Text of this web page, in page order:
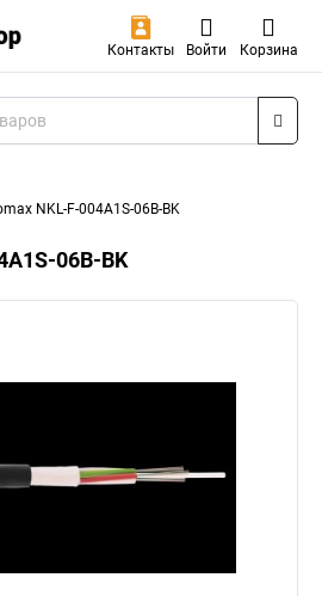
Контакты Войти Корзина
NKL-F-004A1S-06B-BK
06B-BK